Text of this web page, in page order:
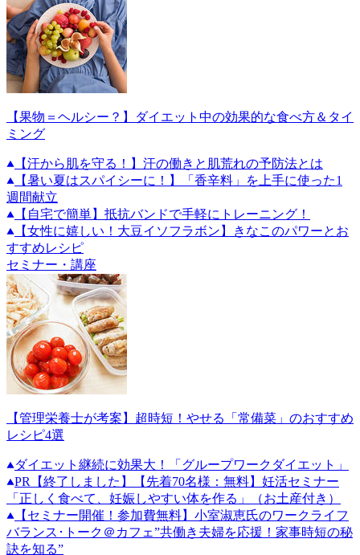
【果物＝ヘルシー？】ダイエット中の効果的な食べ方＆タイ
ミング
【汗から肌を守る！】汗の働きと肌荒れの予防法とは
【暑い夏はスパイシーに！】「香辛料」を上手に使った1
週間献立
【自宅で簡単】抵抗バンドで手軽にトレーニング！
【女性に嬉しい！大豆イソフラボン】きなこのパワーとお
すすめレシピ
セミナー・講座
【管理栄養士が考案】超時短！やせる「常備菜」のおすすめ
レシピ4選
ダイエット継続に効果大！「グループワークダイエット」
PR
【終了しました】【先着70名様：無料】妊活セミナー
「正しく食べて、妊娠しやすい体を作る」（お土産付き）
【セミナー開催！参加費無料】小室淑恵氏のワークライフ
バランス･トーク＠カフェ”共働き夫婦を応援！家事時短の秘
訣を知る”